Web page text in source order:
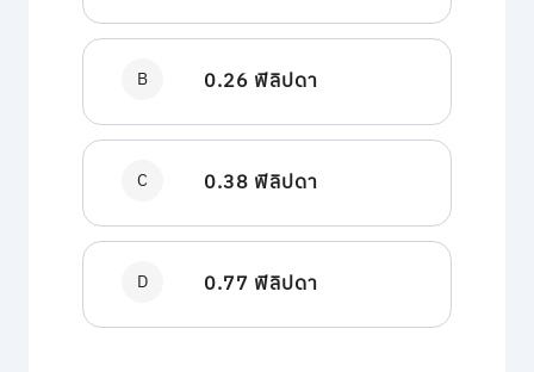
B 0.26 ฟิลิปดา
C 0.38 ฟิลิปดา
D 0.77 ฟิลิปดา